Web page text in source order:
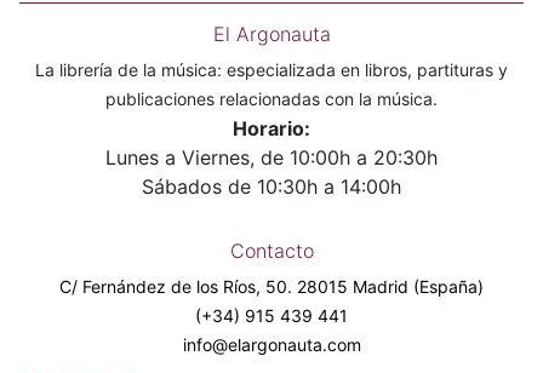
El Argonauta
La librería de la música: especializada en libros, partituras y
publicaciones relacionadas con la música.
Horario:
Lunes a Viernes, de 10:00h a 20:30h
Sábados de 10:30h a 14:00h
Contacto
C/ Fernández de los Ríos, 50. 28015 Madrid (España)
(+34) 915 439 441
info@elargonauta.com